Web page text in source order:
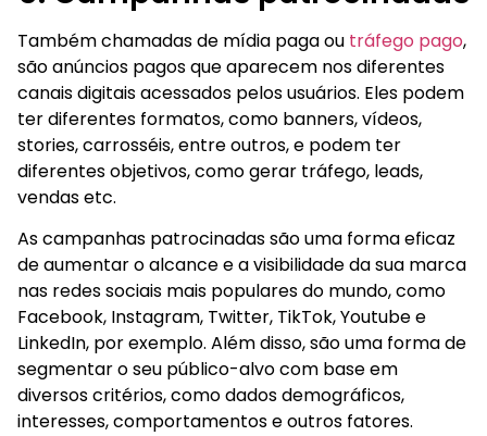
Também chamadas de mídia paga ou tráfego pago,
são anúncios pagos que aparecem nos diferentes
canais digitais acessados pelos usuários. Eles podem
ter diferentes formatos, como banners, vídeos,
stories, carrosséis, entre outros, e podem ter
diferentes objetivos, como gerar tráfego, leads,
vendas etc.
As campanhas patrocinadas são uma forma eficaz
de aumentar o alcance e a visibilidade da sua marca
nas redes sociais mais populares do mundo, como
Facebook, Instagram, Twitter, TikTok, Youtube e
LinkedIn, por exemplo. Além disso, são uma forma de
segmentar o seu público-alvo com base em
diversos critérios, como dados demográficos,
interesses, comportamentos e outros fatores.